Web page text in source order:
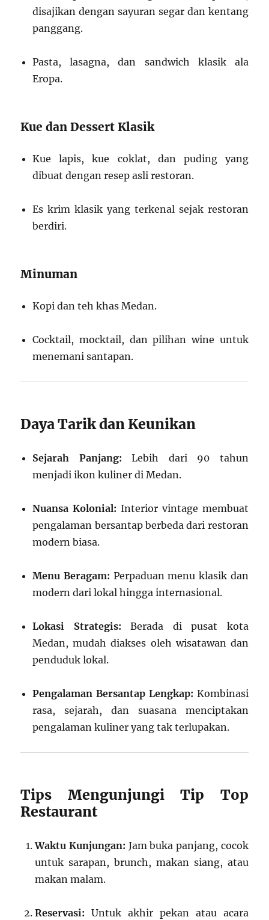
disajikan dengan sayuran segar dan kentang
panggang.
Pasta, lasagna, dan sandwich klasik ala
Eropa.
Kue dan Dessert Klasik
Kue lapis, kue coklat, dan puding yang
dibuat dengan resep asli restoran.
Es krim klasik yang terkenal sejak restoran
berdiri.
Minuman
Kopi dan teh khas Medan.
Cocktail, mocktail, dan pilihan wine untuk
menemani santapan.
Daya Tarik dan Keunikan
Sejarah Panjang: Lebih dari 90 tahun
menjadi ikon kuliner di Medan.
Nuansa Kolonial: Interior vintage membuat
pengalaman bersantap berbeda dari restoran
modern biasa.
Menu Beragam: Perpaduan menu klasik dan
modern dari lokal hingga internasional.
Lokasi Strategis: Berada di pusat kota
Medan, mudah diakses oleh wisatawan dan
penduduk lokal.
Pengalaman Bersantap Lengkap: Kombinasi
rasa, sejarah, dan suasana menciptakan
pengalaman kuliner yang tak terlupakan.
Tips Mengunjungi Tip Top
Restaurant
Waktu Kunjungan: Jam buka panjang, cocok
untuk sarapan, brunch, makan siang, atau
makan malam.
Reservasi: Untuk akhir pekan atau acara